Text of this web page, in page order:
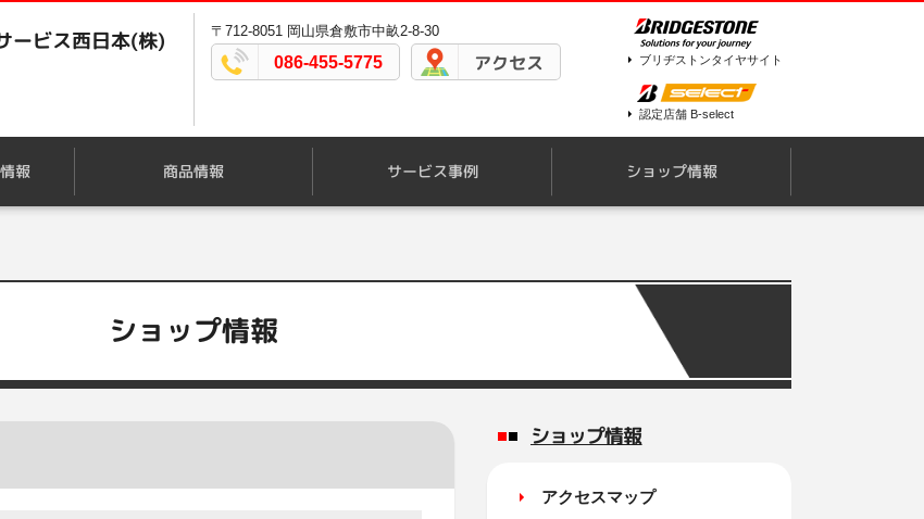
ービス西日本(株) 〒712-8051 岡山県倉敷市中畝2-8-30
086-455-5775 アクセス ブリヂストンタイヤサイト
認定店舗 B-select
報 商品情報 サービス事例 ショップ情報
ショップ情報
ショップ情報
アクセスマップ